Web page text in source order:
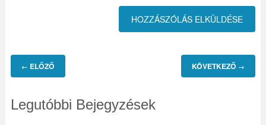
← ELŐZŐ KÖVETKEZŐ →
Legutóbbi Bejegyzések